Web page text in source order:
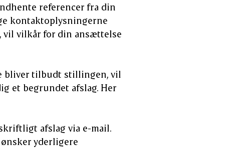
referencer fra din
kontaktoplysningerne
vil vilkår for din ansættelse
bliver tilbudt stillingen, vil
et begrundet afslag. Her
afslag via e-mail.
yderligere